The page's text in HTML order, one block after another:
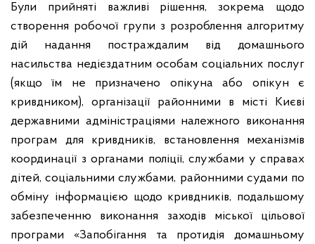
Були прийняті важливі рішення, зокрема щодо
створення робочої групи з розроблення алгоритму
дій надання постраждалим від домашнього
насильства недієздатним особам соціальних послуг
(якщо їм не призначено опікуна або опікун є
кривдником), організації районними в місті Києві
державними адміністраціями належного виконання
програм для кривдників, встановлення механізмів
координації з органами поліції, службами у справах
дітей, соціальними службами, районними судами по
обміну інформацією щодо кривдників, подальшому
забезпеченню виконання заходів міської цільової
програми «Запобігання та протидія домашньому